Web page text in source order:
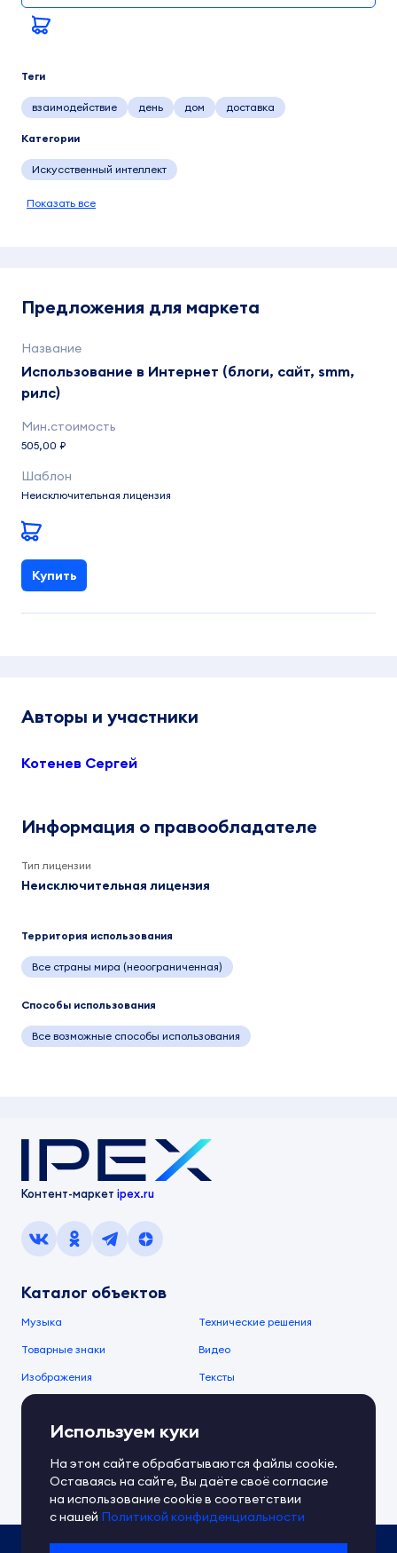
Теги
взаимодействие день дом доставка
Категории
Искусственный интеллект
Показать все
Предложения для маркета
Использование в Интернет (блоги, сайт, smm,
рилс)
505,00 ₽
Неисключительная лицензия
Купить
Авторы и участники
Котенев Сергей
Информация о правообладателе
Тип лицензии
Неисключительная лицензия
Территория использования
Все страны мира (неоограниченная)
Способы использования
Все возможные способы использования
Контент-маркет ipex.ru
Каталог объектов
Музыка Технические решения
Товарные знаки Видео
Изображения Тексты
О компании
О сервисе
Документы IPEX Справочный центр
Контакты Обратная связь
Политика IPEX по обработке ПД
Используем куки
На этом сайте обрабатываются файлы cookie.
Оставаясь на сайте, Вы даёте своё согласие
на использование cookie в соответствии
с нашей Политикой конфиденциальности